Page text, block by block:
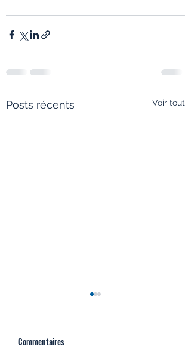
Posts récents Voir tout
Commentaires